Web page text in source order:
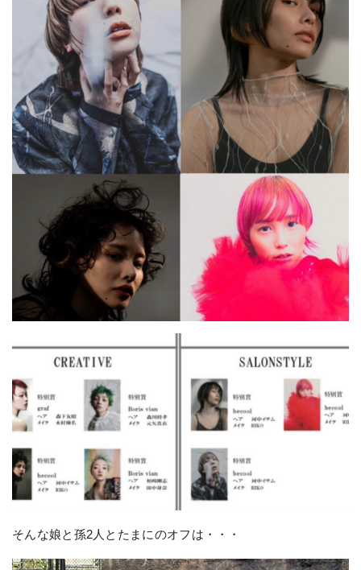
そんな娘と孫2人とたまにのオフは・・・